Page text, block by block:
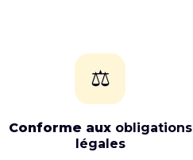
⚖️
Conforme aux obligations
légales